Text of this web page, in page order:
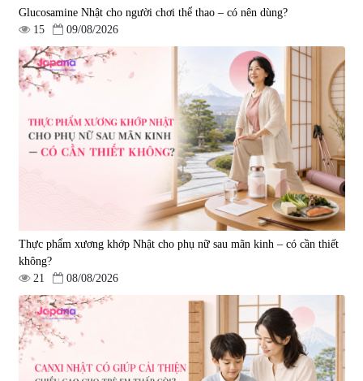
Viên uống bổ gan Ribeto Shoji
Hepaclean 60 viên
690.000 đ
Viên uống hỗ trợ cải thiện thoát
vị đĩa đệm Kyoto Has 30 viên
| 14.560
1.600.000 đ
Viên uống hỗ trợ giấc ngủ Fujina
Sleepy Nhật Bản 80 viên
580.000 đ
điều trị đột quỵ Biken Kinase
Gold 60 viên
|0
1.570.000 đ
Glucosamine Nhật cho người chơi thể thao – có nên dùng?
15
09/08/2026
Thực phẩm xương khớp Nhật cho phụ nữ sau mãn kinh – có cần thiết
không?
21
08/08/2026